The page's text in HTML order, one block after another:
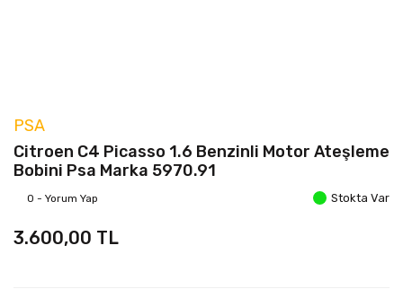
PSA
Citroen C4 Picasso 1.6 Benzinli Motor Ateşleme
Bobini Psa Marka 5970.91
0 - Yorum Yap Stokta Var
3.600,00 TL